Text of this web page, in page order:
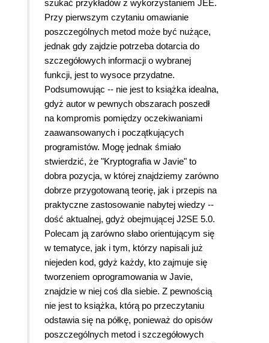
szukać przykładów z wykorzystaniem JEE.
Przy pierwszym czytaniu omawianie
poszczególnych metod może być nużące,
jednak gdy zajdzie potrzeba dotarcia do
szczegółowych informacji o wybranej
funkcji, jest to wysoce przydatne.
Podsumowując -- nie jest to książka idealna,
gdyż autor w pewnych obszarach poszedł
na kompromis pomiędzy oczekiwaniami
zaawansowanych i początkujących
programistów. Mogę jednak śmiało
stwierdzić, że "Kryptografia w Javie" to
dobra pozycja, w której znajdziemy zarówno
dobrze przygotowaną teorię, jak i przepis na
praktyczne zastosowanie nabytej wiedzy --
dość aktualnej, gdyż obejmującej J2SE 5.0.
Polecam ją zarówno słabo orientującym się
w tematyce, jak i tym, którzy napisali już
niejeden kod, gdyż każdy, kto zajmuje się
tworzeniem oprogramowania w Javie,
znajdzie w niej coś dla siebie. Z pewnością
nie jest to książka, którą po przeczytaniu
odstawia się na półkę, ponieważ do opisów
poszczególnych metod i szczegółowych